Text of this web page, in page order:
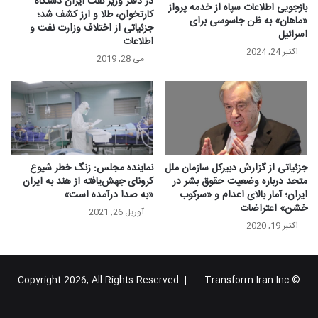
بازجویی اطلاعات سپاه از خدمه پرواز
«ماهان» به ظن جاسوسی برای
اسرائیل
اکتبر 24, 2024
کارتخوان، طلا و ارز کشف شد؛
جزئیاتی از اختلاف وزارت نفت و
اطلاعات
می 28, 2019
جزئیاتی از گزارش دبیرکل سازمان ملل
متحد درباره وضعیت حقوق بشر در
ایران؛ آمار بالای اعدام و «سرکوب
خشن» اعتراضات
اکتبر 19, 2020
نماینده مجلس: زنگ خطر شیوع
کرونای جهش‌یافته از هند به ایران
«به صدا درآمده است»
آوریل 26, 2021
© Copyright 2026, All Rights Reserved |
Transform Iran Inc